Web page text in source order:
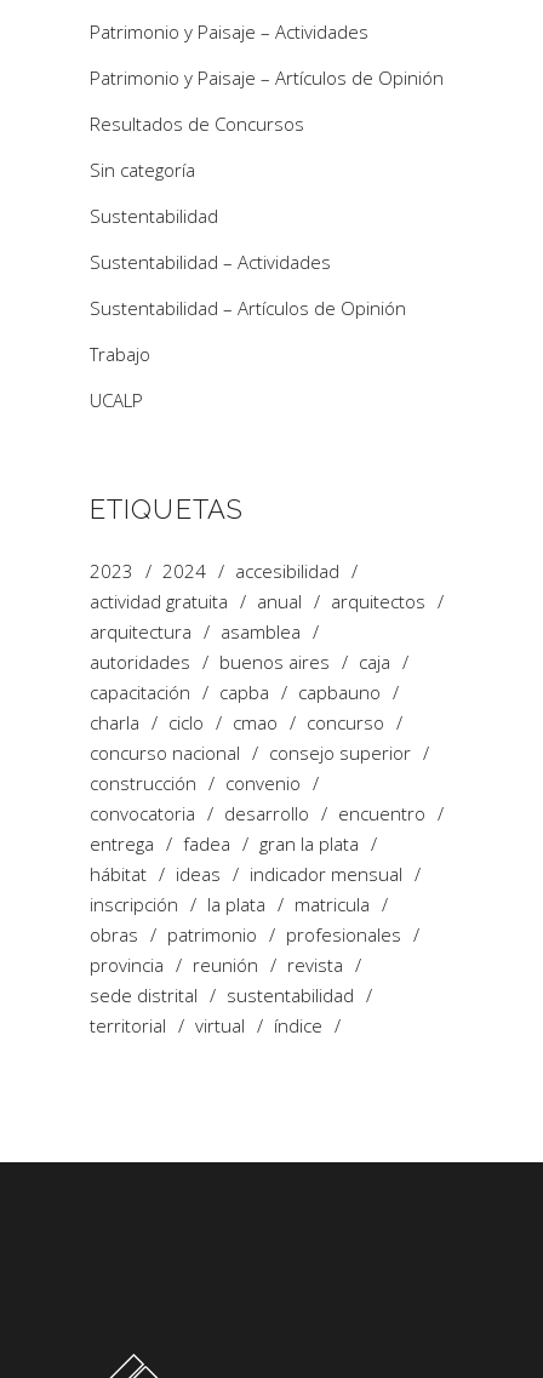
Patrimonio y Paisaje – Actividades
Patrimonio y Paisaje – Artículos de Opinión
Resultados de Concursos
Sin categoría
Sustentabilidad
Sustentabilidad – Actividades
Sustentabilidad – Artículos de Opinión
Trabajo
UCALP
ETIQUETAS
2023 2024
accesibilidad
actividad gratuita
anual
arquitectos
arquitectura
asamblea
autoridades
buenos aires
caja
capacitación
capba
capbauno
charla
ciclo cmao
concurso
concurso nacional
consejo superior
construcción
convenio
convocatoria
desarrollo
encuentro
entrega
fadea
gran la plata
hábitat
ideas
indicador mensual
inscripción
la plata
matricula
obras
patrimonio
profesionales
provincia
reunión
revista
sede distrital
sustentabilidad
territorial
virtual índice